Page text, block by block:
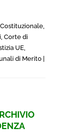
Corte di
UE,
di Merito |